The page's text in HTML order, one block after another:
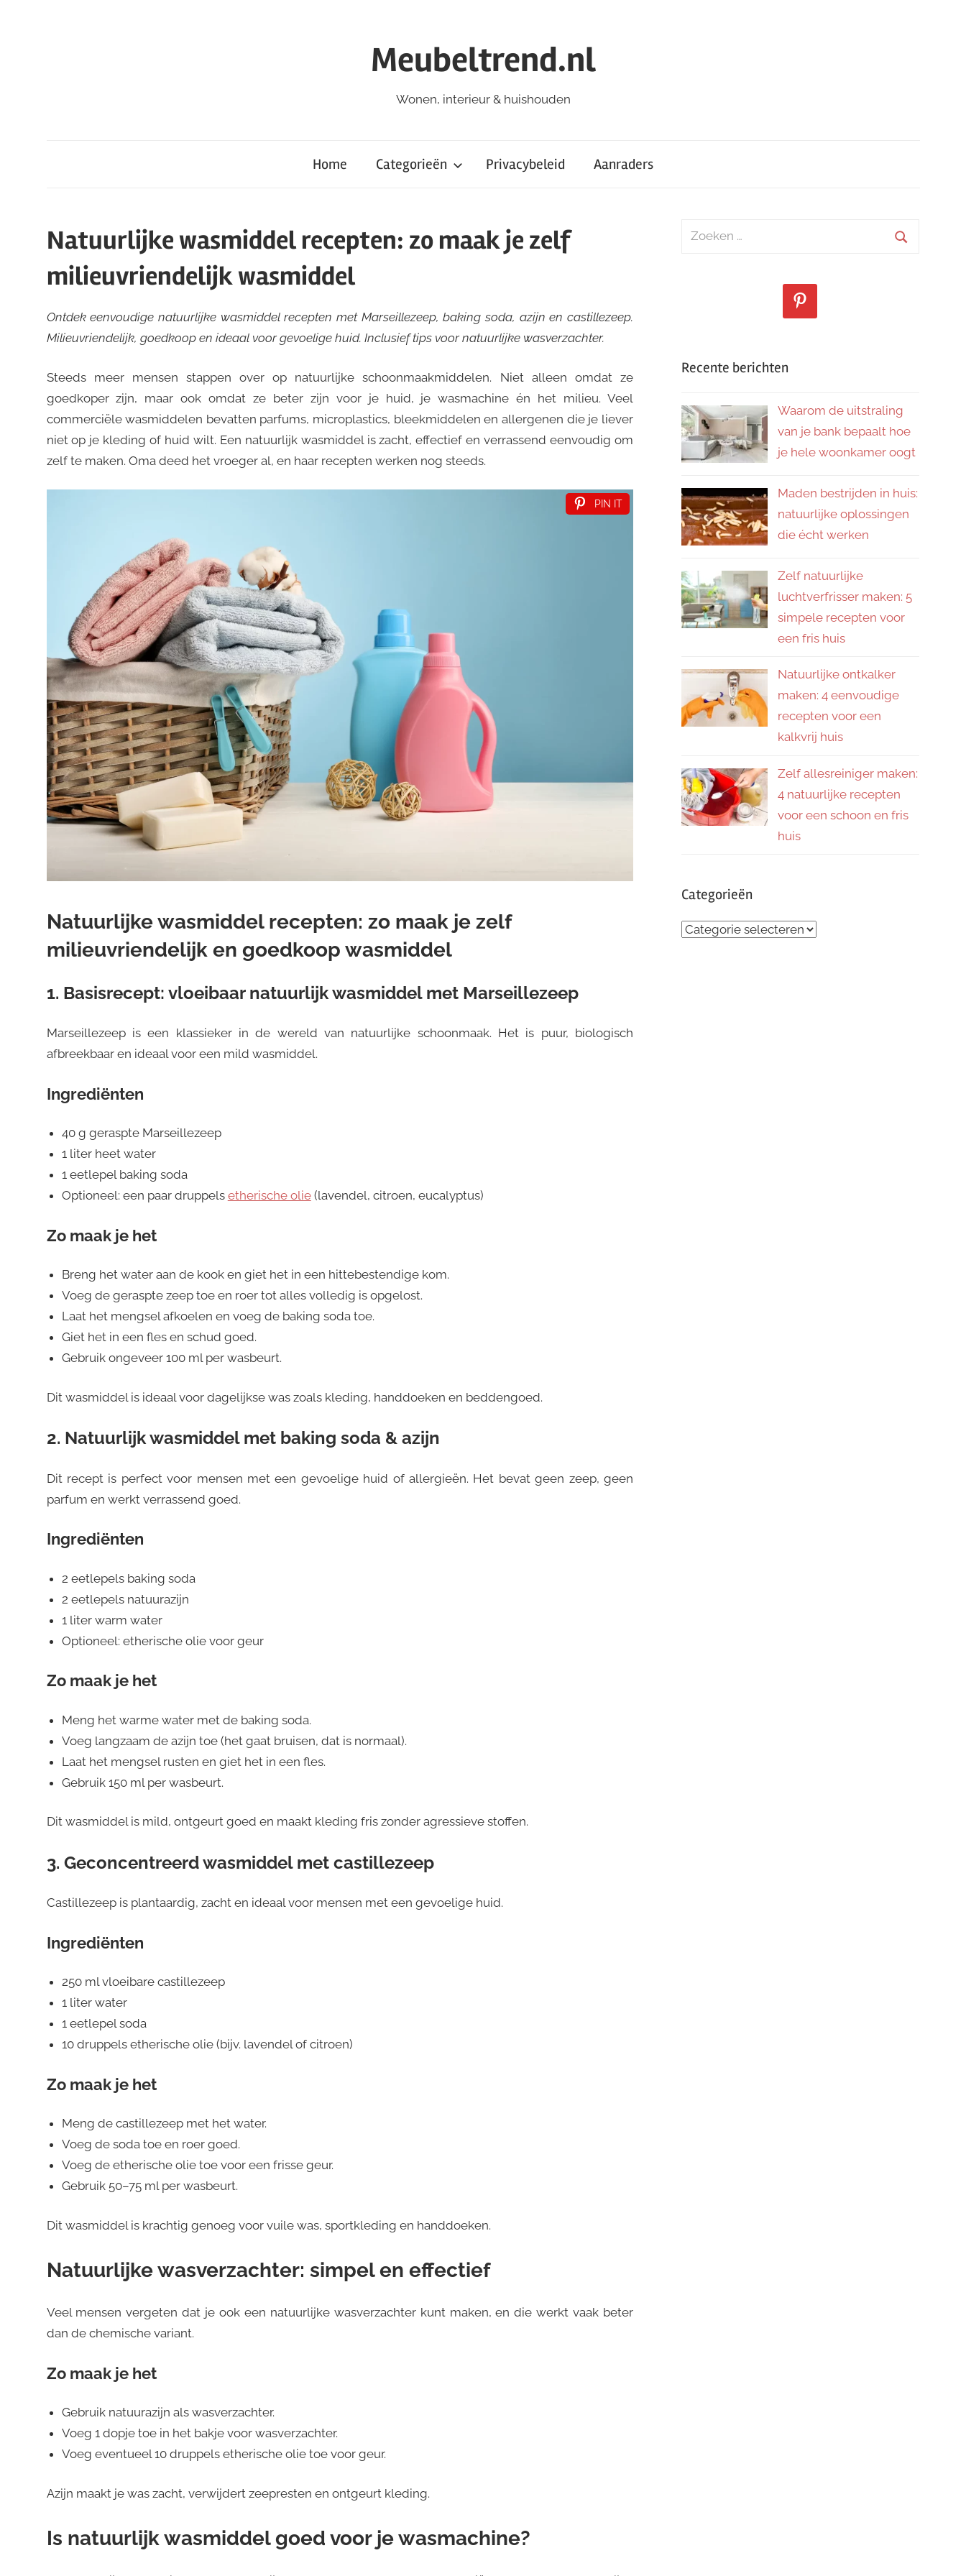
Meubeltrend.nl
Wonen, interieur & huishouden
Home Categorieën Privacybeleid Aanraders
Natuurlijke wasmiddel recepten: zo maak je zelf
milieuvriendelijk wasmiddel
Ontdek eenvoudige natuurlijke wasmiddel recepten met Marseillezeep, baking soda, azijn en castillezeep.
Milieuvriendelijk, goedkoop en ideaal voor gevoelige huid. Inclusief tips voor natuurlijke wasverzachter.
Steeds meer mensen stappen over op natuurlijke schoonmaakmiddelen. Niet alleen omdat ze
goedkoper zijn, maar ook omdat ze beter zijn voor je huid, je wasmachine én het milieu. Veel
commerciële wasmiddelen bevatten parfums, microplastics, bleekmiddelen en allergenen die je liever
niet op je kleding of huid wilt. Een natuurlijk wasmiddel is zacht, effectief en verrassend eenvoudig om
zelf te maken. Oma deed het vroeger al, en haar recepten werken nog steeds.
PIN IT
Natuurlijke wasmiddel recepten: zo maak je zelf
milieuvriendelijk en goedkoop wasmiddel
1. Basisrecept: vloeibaar natuurlijk wasmiddel met Marseillezeep
Marseillezeep is een klassieker in de wereld van natuurlijke schoonmaak. Het is puur, biologisch
afbreekbaar en ideaal voor een mild wasmiddel.
Ingrediënten
40 g geraspte Marseillezeep
1 liter heet water
1 eetlepel baking soda
Optioneel: een paar druppels etherische olie(lavendel, citroen, eucalyptus)
Zo maak je het
Breng het water aan de kook en giet het in een hittebestendige kom.
Voeg de geraspte zeep toe en roer tot alles volledig is opgelost.
Laat het mengsel afkoelen en voeg de baking soda toe.
Giet het in een fles en schud goed.
Gebruik ongeveer 100 ml per wasbeurt.
Dit wasmiddel is ideaal voor dagelijkse was zoals kleding, handdoeken en beddengoed.
2. Natuurlijk wasmiddel met baking soda & azijn
Dit recept is perfect voor mensen met een gevoelige huid of allergieën. Het bevat geen zeep, geen
parfum en werkt verrassend goed.
Ingrediënten
2 eetlepels baking soda
2 eetlepels natuurazijn
1 liter warm water
Optioneel: etherische olie voor geur
Zo maak je het
Meng het warme water met de baking soda.
Voeg langzaam de azijn toe (het gaat bruisen, dat is normaal).
Laat het mengsel rusten en giet het in een fles.
Gebruik 150 ml per wasbeurt.
Dit wasmiddel is mild, ontgeurt goed en maakt kleding fris zonder agressieve stoffen.
3. Geconcentreerd wasmiddel met castillezeep
Castillezeep is plantaardig, zacht en ideaal voor mensen met een gevoelige huid.
Ingrediënten
250 ml vloeibare castillezeep
1 liter water
1 eetlepel soda
10 druppels etherische olie (bijv. lavendel of citroen)
Zo maak je het
Meng de castillezeep met het water.
Voeg de soda toe en roer goed.
Voeg de etherische olie toe voor een frisse geur.
Gebruik 50–75 ml per wasbeurt.
Dit wasmiddel is krachtig genoeg voor vuile was, sportkleding en handdoeken.
Natuurlijke wasverzachter: simpel en effectief
Veel mensen vergeten dat je ook een natuurlijke wasverzachter kunt maken, en die werkt vaak beter
dan de chemische variant.
Zo maak je het
Gebruik natuurazijn als wasverzachter.
Voeg 1 dopje toe in het bakje voor wasverzachter.
Voeg eventueel 10 druppels etherische olie toe voor geur.
Azijn maakt je was zacht, verwijdert zeepresten en ontgeurt kleding.
Is natuurlijk wasmiddel goed voor je wasmachine?
Zoeken
Recente berichten
Waarom de uitstraling
van je bank bepaalt hoe
je hele woonkamer oogt
Maden bestrijden in huis:
natuurlijke oplossingen
die écht werken
Zelf natuurlijke
luchtverfrisser maken: 5
simpele recepten voor
een fris huis
Natuurlijke ontkalker
maken: 4 eenvoudige
recepten voor een
kalkvrij huis
Zelf allesreiniger maken:
4 natuurlijke recepten
voor een schoon en fris
huis
Categorieën
Categorieën